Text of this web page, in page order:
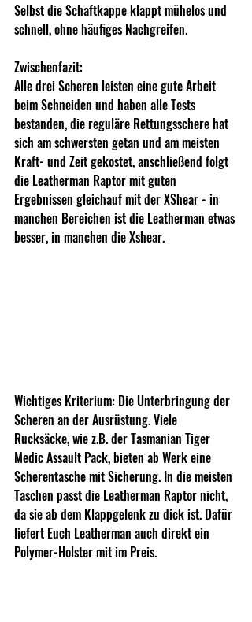
Selbst die Schaftkappe klappt mühelos und
schnell, ohne häufiges Nachgreifen.
Zwischenfazit:
Alle drei Scheren leisten eine gute Arbeit
beim Schneiden und haben alle Tests
bestanden, die reguläre Rettungsschere hat
sich am schwersten getan und am meisten
Kraft- und Zeit gekostet, anschließend folgt
die Leatherman Raptor mit guten
Ergebnissen gleichauf mit der XShear - in
manchen Bereichen ist die Leatherman etwas
besser, in manchen die Xshear.
Wichtiges Kriterium: Die Unterbringung der
Scheren an der Ausrüstung. Viele
Rucksäcke, wie z.B. der Tasmanian Tiger
Medic Assault Pack, bieten ab Werk eine
Scherentasche mit Sicherung. In die meisten
Taschen passt die Leatherman Raptor nicht,
da sie ab dem Klappgelenk zu dick ist. Dafür
liefert Euch Leatherman auch direkt ein
Polymer-Holster mit im Preis.